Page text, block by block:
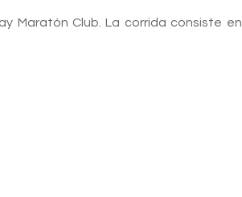
Club. La corrida consiste